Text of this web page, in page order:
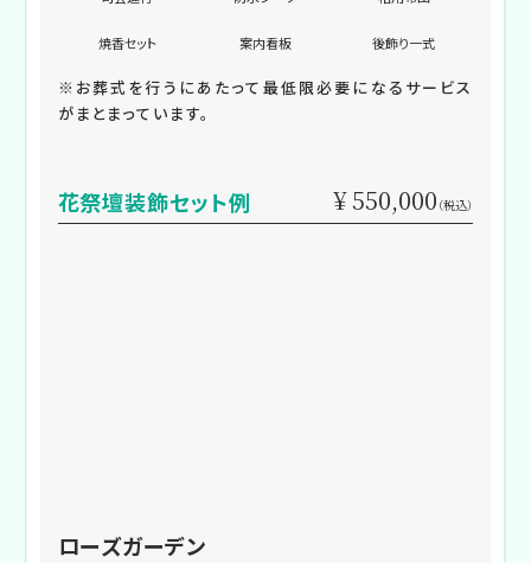
焼香セット 案内看板 後飾り一式
※お葬式を行うにあたって最低限必要になるサービス
がまとまっています。
花祭壇装飾セット例 ¥ 550,000 （税込）
ローズガーデン